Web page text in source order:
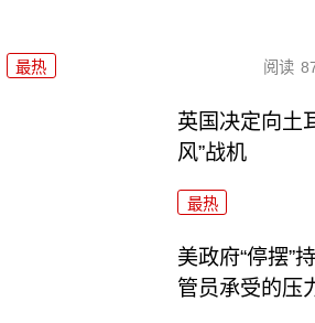
最热 阅读
英国决定向土
风”战机
最热
美政府“停摆”
管员承受的压